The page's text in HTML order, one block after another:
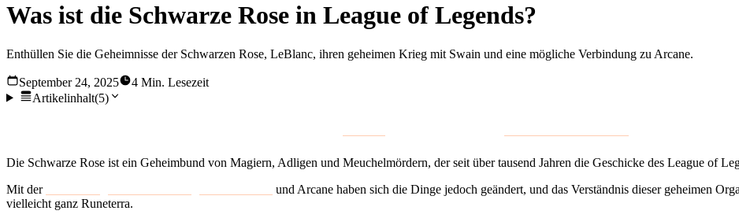
Was ist die Schwarze Rose in League of Legends?
Enthüllen Sie die Geheimnisse der Schwarzen Rose, LeBlanc, ihren geheimen Krieg mit Swain und eine mögliche Verbindung zu Arcane.
September 24, 2025
4 Min. Lesezeit
Artikelinhalt(5)
Die Schwarze Rose ist ein Geheimbund von Magiern, Adligen und Meuchelmördern, der seit über tausend Jahren die Geschicke des League of
Mit der
und Arcane haben sich die Dinge jedoch geändert, und das Verständnis dieser geheimen
vielleicht ganz Runeterra.